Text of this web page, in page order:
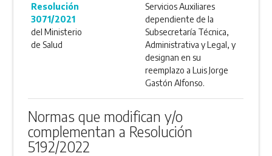
Resolución
3071/2021
del Ministerio
de Salud
Servicios Auxiliares
dependiente de la
Subsecretaría Técnica,
Administrativa y Legal, y
designan en su
reemplazo a Luis Jorge
Gastón Alfonso.
Normas que modifican y/o
complementan a Resolución
5192/2022